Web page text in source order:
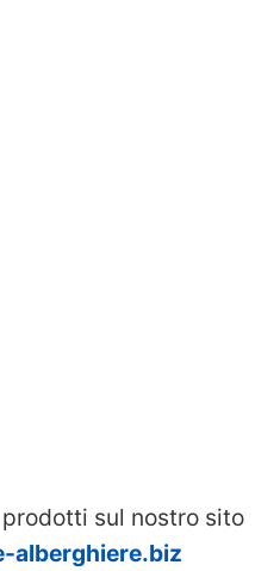
sul nostro sito
alberghiere.biz